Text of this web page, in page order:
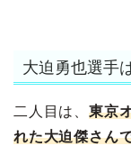
大迫勇也選手
二人目は、 東京
れた大迫傑さん